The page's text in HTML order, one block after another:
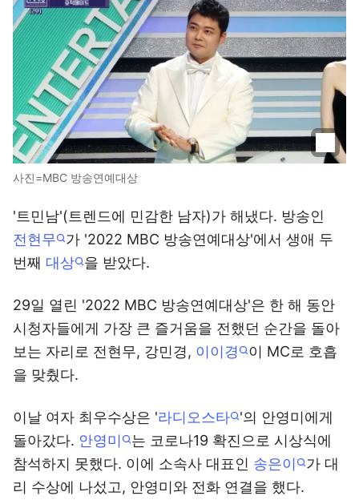
사진=MBC 방송연예대상
'트민남'(트렌드에 민감한 남자)가 해냈다. 방송인
전현무
가 '2022 MBC 방송연예대상'에서 생애 두
번째 대상 을 받았다.
29일 열린 '2022 MBC 방송연예대상'은 한 해 동안
시청자들에게 가장 큰 즐거움을 전했던 순간을 돌아
보는 자리로 전현무, 강민경, 이이경
이 MC로 호흡
을 맞췄다.
이날 여자 최우수상은 '라디오스타
'의 안영미에게
돌아갔다. 안영미
는 코로나19 확진으로 시상식에
참석하지 못했다. 이에 소속사 대표인 송은이
가 대
리 수상에 나섰고, 안영미와 전화 연결을 했다.